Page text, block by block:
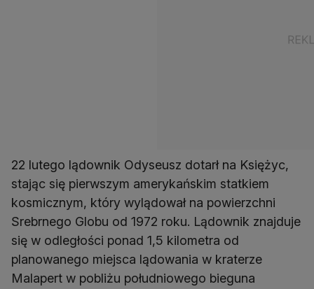
22 lutego lądownik Odyseusz dotarł na Księżyc,
stając się pierwszym amerykańskim statkiem
kosmicznym, który wylądował na powierzchni
Srebrnego Globu od 1972 roku. Lądownik znajduje
się w odległości ponad 1,5 kilometra od
planowanego miejsca lądowania w kraterze
Malapert w pobliżu południowego bieguna